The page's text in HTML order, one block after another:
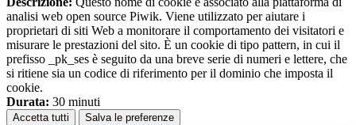
analisi web open source Piwik. Viene utilizzato per aiutare i
proprietari di siti Web a monitorare il comportamento dei visitatori e
misurare le prestazioni del sito. È un cookie di tipo pattern, in cui il
prefisso _pk_ses è seguito da una breve serie di numeri e lettere, che
si ritiene sia un codice di riferimento per il dominio che imposta il
cookie.
Durata: 30 minuti
Accetta tutti Salva le preferenze